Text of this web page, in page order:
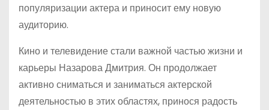
популяризации актера и приносит ему новую
аудиторию.
Кино и телевидение стали важной частью жизни и
карьеры Назарова Дмитрия. Он продолжает
активно сниматься и заниматься актерской
деятельностью в этих областях, принося радость